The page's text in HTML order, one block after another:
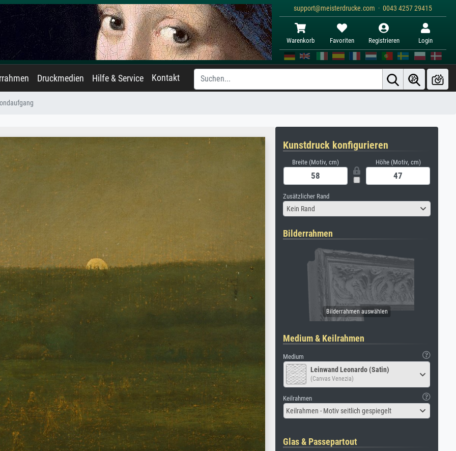
support@meisterdrucke.com · 0043 4257 29415
Warenkorb Favoriten Registrieren Login
Druckmedien Hilfe & Service Kontakt
Kunstdruck konfigurieren
Breite (Motiv, cm) Höhe (Motiv, cm)
Zusätzlicher Rand
Kein Rand
Bilderrahmen
Medium & Keilrahmen
Medium
Leinwand Leonardo (Satin)
(Canvas Venezia)
Keilrahmen
Keilrahmen - Motiv seitlich gespiegelt
Glas & Passepartout